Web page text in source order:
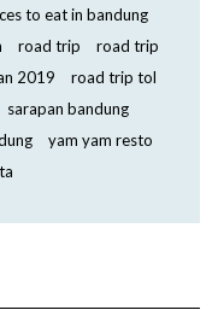
to eat in bandung
road trip
road trip
2019
road trip tol
sarapan bandung
yam yam resto